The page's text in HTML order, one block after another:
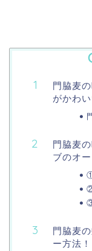
門脇麦
がかわい
門脇麦
ブのオ
門脇麦
ー方法！